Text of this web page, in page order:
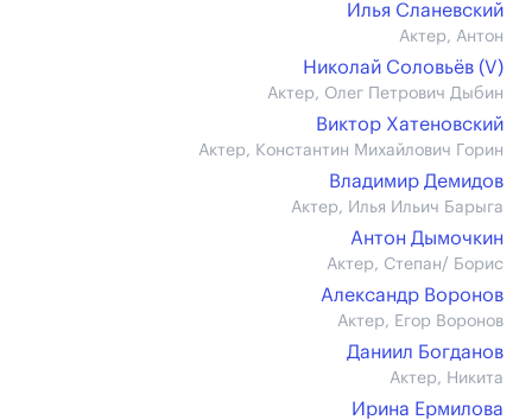
Илья Сланевский
Актер, Антон
Николай Соловьёв (V)
Актер, Олег Петрович Дыбин
Виктор Хатеновский
Актер, Константин Михайлович Горин
Владимир Демидов
Актер, Илья Ильич Барыга
Антон Дымочкин
Актер, Степан/ Борис
Александр Воронов
Актер, Егор Воронов
Даниил Богданов
Актер, Никита
Ирина Ермилова